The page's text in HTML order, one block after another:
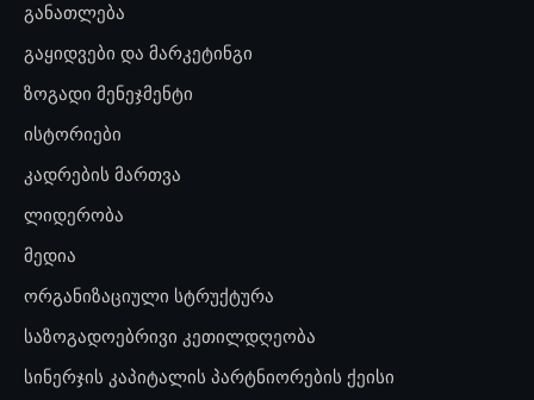
განათლება
გაყიდვები და მარკეტინგი
ზოგადი მენეჯმენტი
ისტორიები
კადრების მართვა
ლიდერობა
მედია
ორგანიზაციული სტრუქტურა
საზოგადოებრივი კეთილდღეობა
სინერჯის კაპიტალის პარტნიორების ქეისი